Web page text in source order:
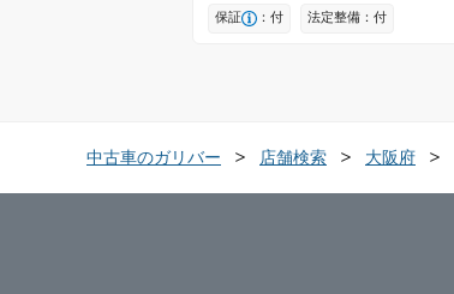
保証 ：付 法定整備：付
中古車のガリバー 店舗検索 大阪府